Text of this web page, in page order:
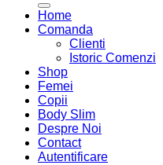
Home
Comanda
Clienti
Istoric Comenzi
Shop
Femei
Copii
Body Slim
Despre Noi
Contact
Autentificare